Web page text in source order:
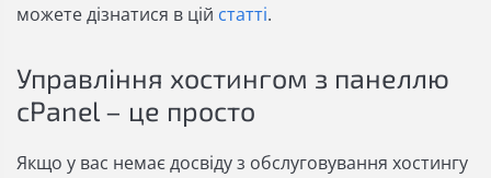
можете дізнатися в цій статті.
Управління хостингом з панеллю
cPanel – це просто
Якщо у вас немає досвіду з обслуговування хостингу